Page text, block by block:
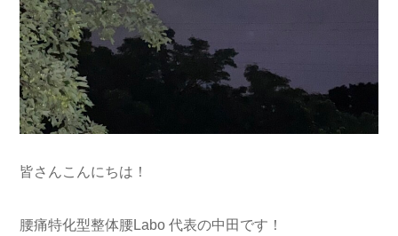
皆さんこんにちは！
腰痛特化型整体腰Labo 代表の中田です！